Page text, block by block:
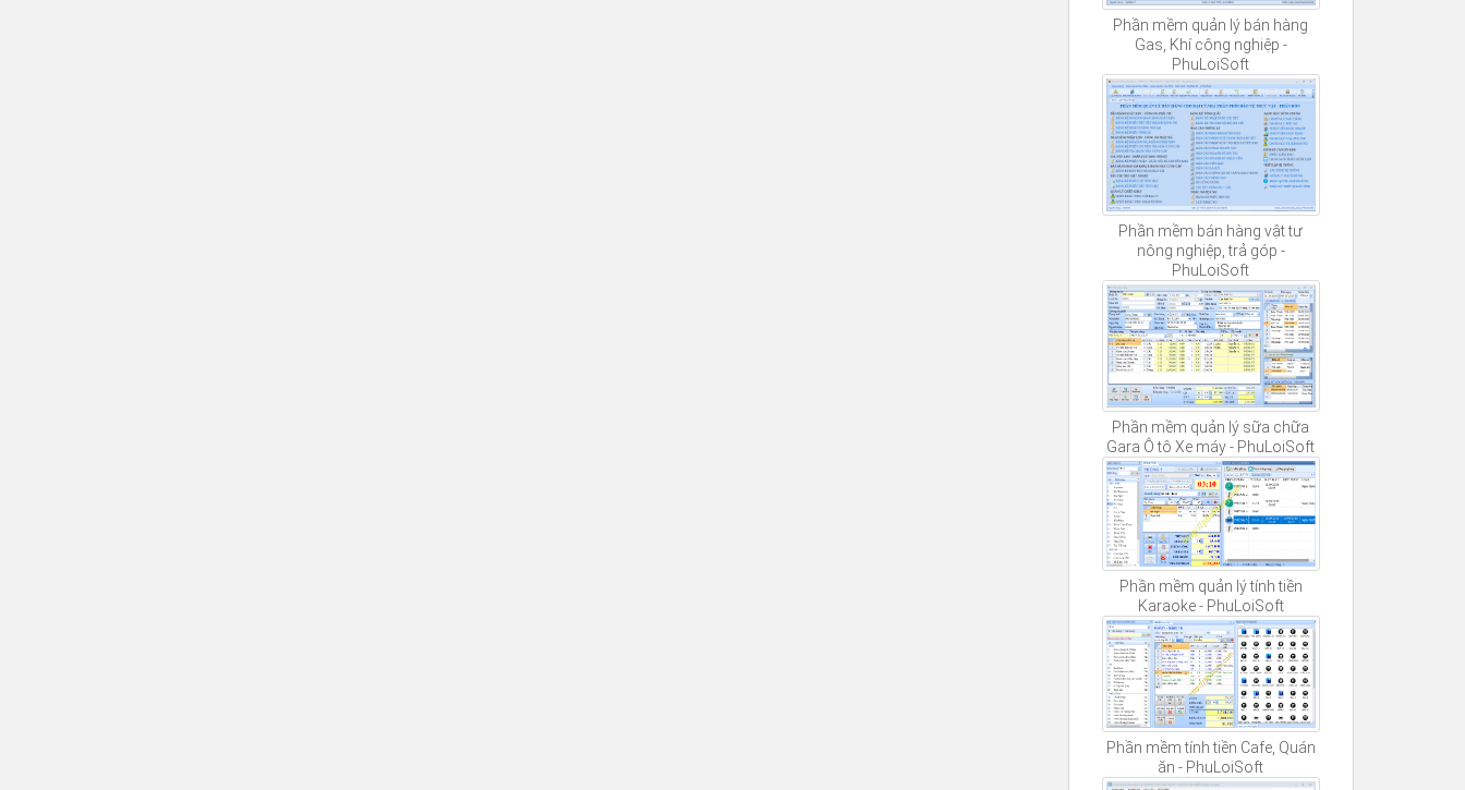
Phần mềm quản lý bán hàng
Gas, Khí công nghiệp -
PhuLoiSoft
Phần mềm bán hàng vật tư
nông nghiệp, trả góp -
PhuLoiSoft
Phần mềm quản lý sữa chữa
Gara Ô tô Xe máy - PhuLoiSoft
Phần mềm quản lý tính tiền
Karaoke - PhuLoiSoft
Phần mềm tính tiền Cafe, Quán
ăn - PhuLoiSoft